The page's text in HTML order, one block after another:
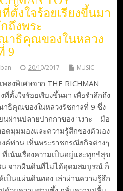
ตั้งใจร้อยเรียงขึ้นมา
ถึงพระ
าธิคุณของในหลวง
9
20/10/2017 MUSIC
พลงพิเศษจาก THE RICHMAN
ที่ตั้งใจร้อยเรียงขึ้นมา เพื่อรำลึกถึง
ธิคุณของในหลวงรัชกาลที่ 9 ซึ่ง
นผ่านปลายปากกาของ “เงาะ – มือ
อดมุมมองและความรู้สึกของตัวเอง
ค์ท่าน เห็นพระราชกรณียกิจต่างๆ
ที่เน้นเรื่องความเป็นอยู่และทุกข์สุข
น จากผืนดินที่ไม่ได้อุดมสมบูรณ์ ก็
เป็นแผ่นดินทอง เล่าผ่านความรู้สึก